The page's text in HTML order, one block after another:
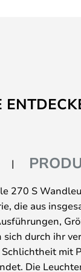
270 S
die aus
sich durch ihr
Schlichtheit mit
Die